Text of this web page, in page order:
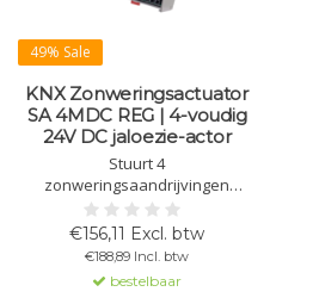
49% Sale
KNX Zonweringsactuator
SA 4MDC REG | 4-voudig
24V DC jaloezie-actor
Stuurt 4
zonweringsaandrijvingen
individueel aan op 24 V DC.
Eenvoudige installatie,
handbediening via Bluetooth LE,
uitgebreide statusobjecten en
flexibele instellingen voor
€156,11 Excl. btw
€188,89 Incl. btw
bestelbaar